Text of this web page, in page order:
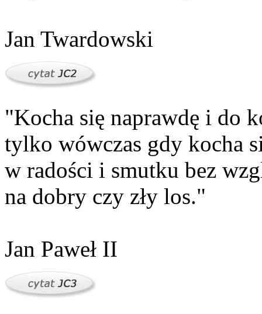
Jan Twardowski
"Kocha się naprawdę i do
tylko wówczas gdy kocha
w radości i smutku bez
na dobry czy zły los."
Jan Paweł II